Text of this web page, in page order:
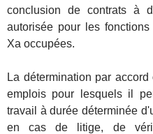
conclusion de contrats à
autorisée pour les
Xa occupées.
La détermination par
emplois pour lesquels il
travail à durée déterminée
en cas de litige, de